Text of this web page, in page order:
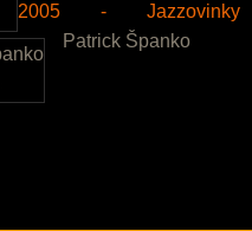
2005 - Jazzovinky
Patrick Španko